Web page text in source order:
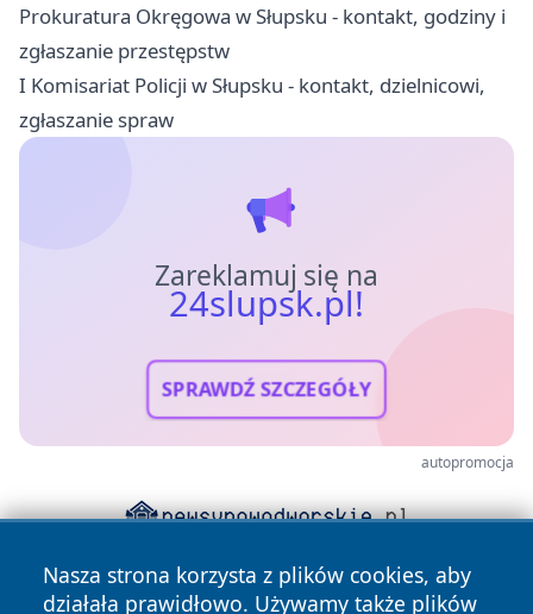
Prokuratura Okręgowa w Słupsku - kontakt, godziny i
zgłaszanie przestępstw
I Komisariat Policji w Słupsku - kontakt, dzielnicowi,
zgłaszanie spraw
Zareklamuj się na
24slupsk.pl!
SPRAWDŹ SZCZEGÓŁY
autopromocja
Nasza strona korzysta z plików cookies, aby
działała prawidłowo. Używamy także plików